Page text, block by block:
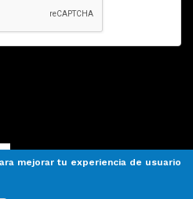
mejorar tu experiencia de usuario